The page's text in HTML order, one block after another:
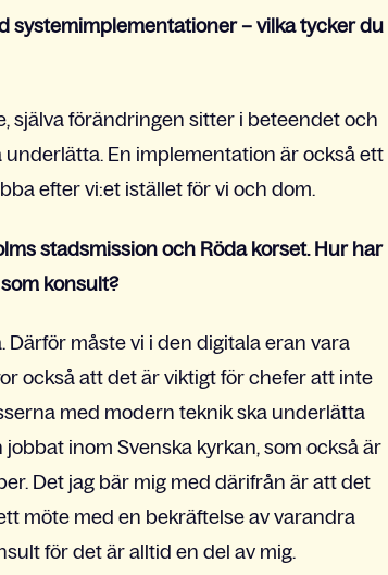
systemimplementationer – vilka tycker du
själva förändringen sitter i beteendet och
En implementation är också ett
efter vi:et istället för vi och dom.
stadsmission och Röda korset. Hur har
konsult?
måste vi i den digitala eran vara
också att det är viktigt för chefer att inte
med modern teknik ska underlätta
inom Svenska kyrkan, som också är
Det jag bär mig med därifrån är att det
möte med en bekräftelse av varandra
för det är alltid en del av mig.